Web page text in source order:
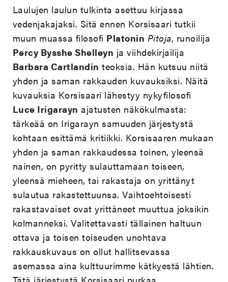
Laulujen laulun tulkinta asettuu kirjassa
vedenjakajaksi. Sitä ennen Korsisaari tutkii
muun muassa filosofi Platonin Pitoja, runoilija
Percy Bysshe Shelleyn ja viihdekirjailija
Barbara Cartlandin teoksia. Hän kutsuu niitä
yhden ja saman rakkauden kuvauksiksi. Näitä
kuvauksia Korsisaari lähestyy nykyfilosofi
Luce Irigarayn ajatusten näkökulmasta:
tärkeää on Irigarayn samuuden järjestystä
kohtaan esittämä kritiikki. Korsisaaren mukaan
yhden ja saman rakkaudessa toinen, yleensä
nainen, on pyritty sulauttamaan toiseen,
yleensä mieheen, tai rakastaja on yrittänyt
sulautua rakastettuunsa. Vaihtoehtoisesti
rakastavaiset ovat yrittäneet muuttua joksikin
kolmanneksi. Valitettavasti tällainen haltuun
ottava ja toisen toiseuden unohtava
rakkauskuvaus on ollut hallitsevassa
asemassa aina kulttuurimme kätkyestä lähtien.